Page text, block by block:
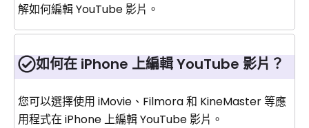
解如何編輯 YouTube 影片。
如何在 iPhone 上編輯 YouTube 影片？
您可以選擇使用 iMovie、Filmora 和 KineMaster 等應
用程式在 iPhone 上編輯 YouTube 影片。